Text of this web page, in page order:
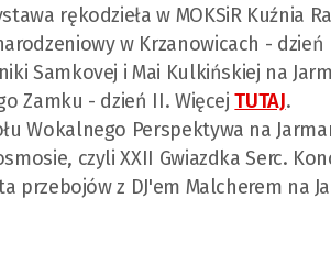
rękodzieła w MOKSiR Kuźnia
w Krzanowicach - dzień
Samkovej i Mai Kulkińskiej na
Zamku - dzień II. WięcejTUTAJ.
Wokalnego Perspektywa na
czyli XXII Gwiazdka Serc.
przebojów z DJ'em Malcherem na